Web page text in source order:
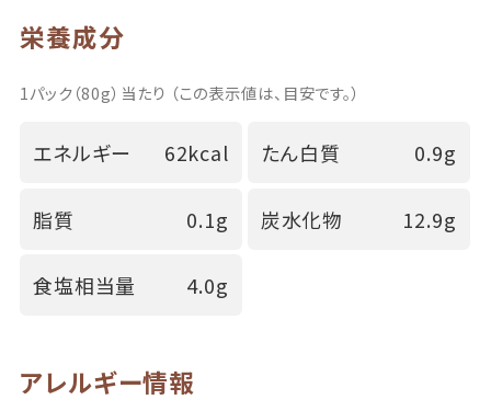
栄養成分
1パック（80g）当たり （この表示値は、目安です。）
エネルギー 62kcal たん白質 0.9g
脂質 0.1g 炭水化物 12.9g
食塩相当量 4.0g
アレルギー情報